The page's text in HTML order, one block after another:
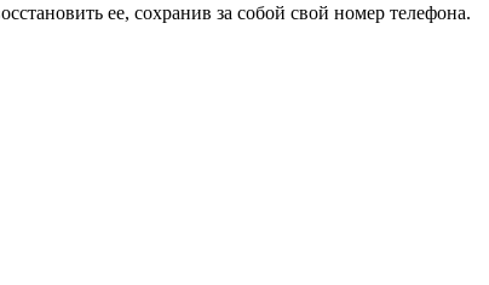
ее, сохранив за собой свой номер телефона.